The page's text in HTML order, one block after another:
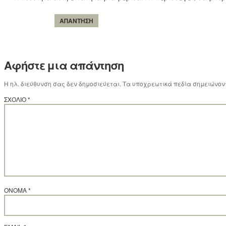
ΑΠΆΝΤΗΣΗ
Αφήστε μια απάντηση
Η ηλ. διεύθυνση σας δεν δημοσιεύεται. Τα υποχρεωτικά πεδία
ΣΧΌΛΙΟ*
ΌΝΟΜΑ*